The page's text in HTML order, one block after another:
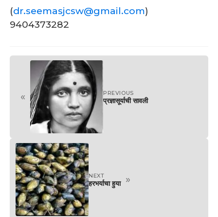
(dr.seemasjcsw@gmail.com)
9404373282
« PREVIOUS
प्रज्ञासूर्याची सावली
NEXT
हरभर्याचा हुया »